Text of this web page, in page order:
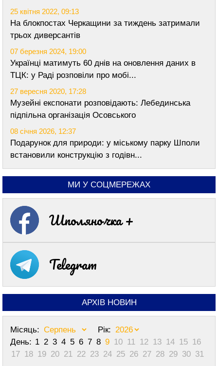
25 квітня 2022, 09:13
На блокпостах Черкащини за тиждень затримали
трьох диверсантів
07 березня 2024, 19:00
Українці матимуть 60 днів на оновлення даних в
ТЦК: у Раді розповіли про мобі...
27 вересня 2020, 17:28
Музейні експонати розповідають: Лебединська
підпільна організація Осовського
08 січня 2026, 12:37
Подарунок для природи: у міському парку Шполи
встановили конструкцію з годівн...
МИ У СОЦМЕРЕЖАХ
Шполяночка +
Telegram
АРХІВ НОВИН
Місяць:
Рік:
День: 1 2 3 4 5 6 7 8 9 10 11 12 13 14 15 16
17 18 19 20 21 22 23 24 25 26 27 28 29 30 31